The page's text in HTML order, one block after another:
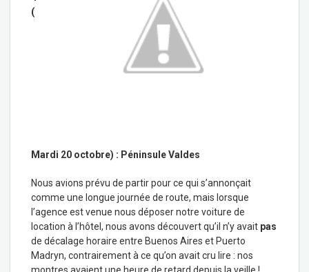
(
Mardi 20 octobre) : Péninsule Valdes
Nous avions prévu de partir pour ce qui s’annonçait
comme une longue journée de route, mais lorsque
l’agence est venue nous déposer notre voiture de
location à l’hôtel, nous avons découvert qu’il n’y avait pas
de décalage horaire entre Buenos Aires et Puerto
Madryn, contrairement à ce qu’on avait cru lire : nos